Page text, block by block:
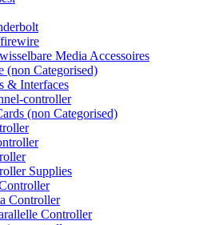
Media Accessoires
(non Categorised)
& Interfaces
controller
(non Categorised)
Supplies
Controller
Controller